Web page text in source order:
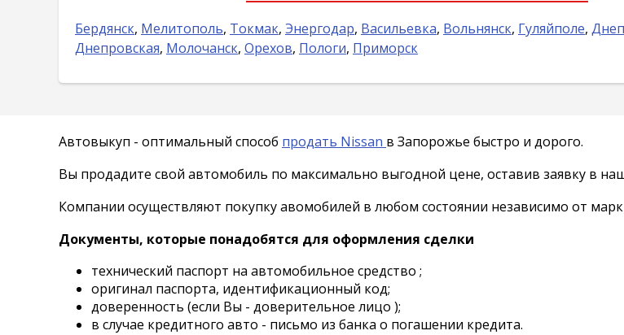
Бердянск, Мелитополь, Токмак, Энергодар, Васильевка, Вольнянск, Гуляйполе,
Днепровская, Молочанск, Орехов, Пологи, Приморск
Автовыкуп - оптимальный способ продать Nissan в Запорожье быстро и дорого.
Вы продадите свой автомобиль по максимально выгодной цене, оставив заявку в
Компании осуществляют покупку авомобилей в любом состоянии независимо от
Документы, которые понадобятся для оформления сделки
технический паспорт на автомобильное средство ;
оригинал паспорта, идентификационный код;
доверенность (если Вы - доверительное лицо );
в случае кредитного авто - письмо из банка о погашении кредита.